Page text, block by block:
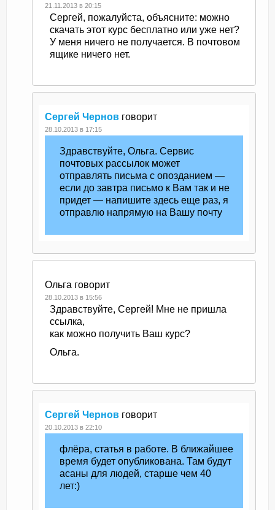
21.11.2013 в 20:15
Сергей, пожалуйста, объясните: можно
скачать этот курс бесплатно или уже нет?
У меня ничего не получается. В почтовом
ящике ничего нет.
Сергей Чернов говорит
28.10.2013 в 17:15
Здравствуйте, Ольга. Сервис
почтовых рассылок может
отправлять письма с опозданием —
если до завтра письмо к Вам так и не
придет — напишите здесь еще раз, я
отправлю напрямую на Вашу почту
Ольга говорит
28.10.2013 в 15:56
Здравствуйте, Сергей! Мне не пришла
ссылка,
как можно получить Ваш курс?
Ольга.
Сергей Чернов говорит
20.10.2013 в 22:10
флёра, статья в работе. В ближайшее
время будет опубликована. Там будут
асаны для людей, старше чем 40
лет:)